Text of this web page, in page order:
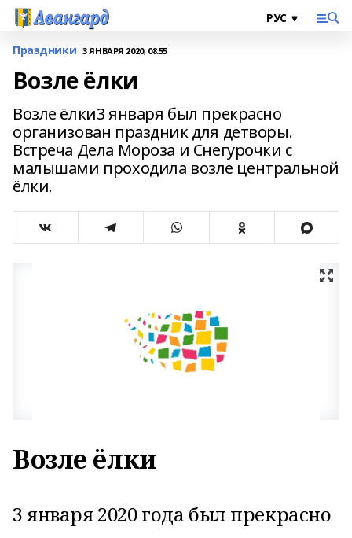
Праздники 3 ЯНВАРЯ 2020, 08:55
Возле ёлки
Возле ёлки 3 января был прекрасно
организован праздник для детворы.
Встреча Дела Мороза и Снегурочки с
малышами проходила возле центральной
ёлки.
Возле ёлки
3 января 2020 года был прекрасно